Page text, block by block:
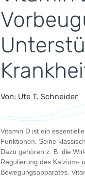
Von: Ute T. Schneider
Vitamin D ist ein
Funktionen. Seine
Dazu gehören z. B. die
Regulierung des Kalzium-
Bewegungsapparates.